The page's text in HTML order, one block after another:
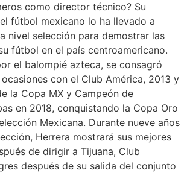
como director técnico? Su
fútbol mexicano lo ha llevado a
nivel selección para demostrar las
fútbol en el país centroamericano.
el balompié azteca, se consagró
con el Club América, 2013 y
la Copa MX y Campeón de
en 2018, conquistando la Copa Oro
Mexicana. Durante nueve años
Herrera mostrará sus mejores
de dirigir a Tijuana, Club
después de su salida del conjunto